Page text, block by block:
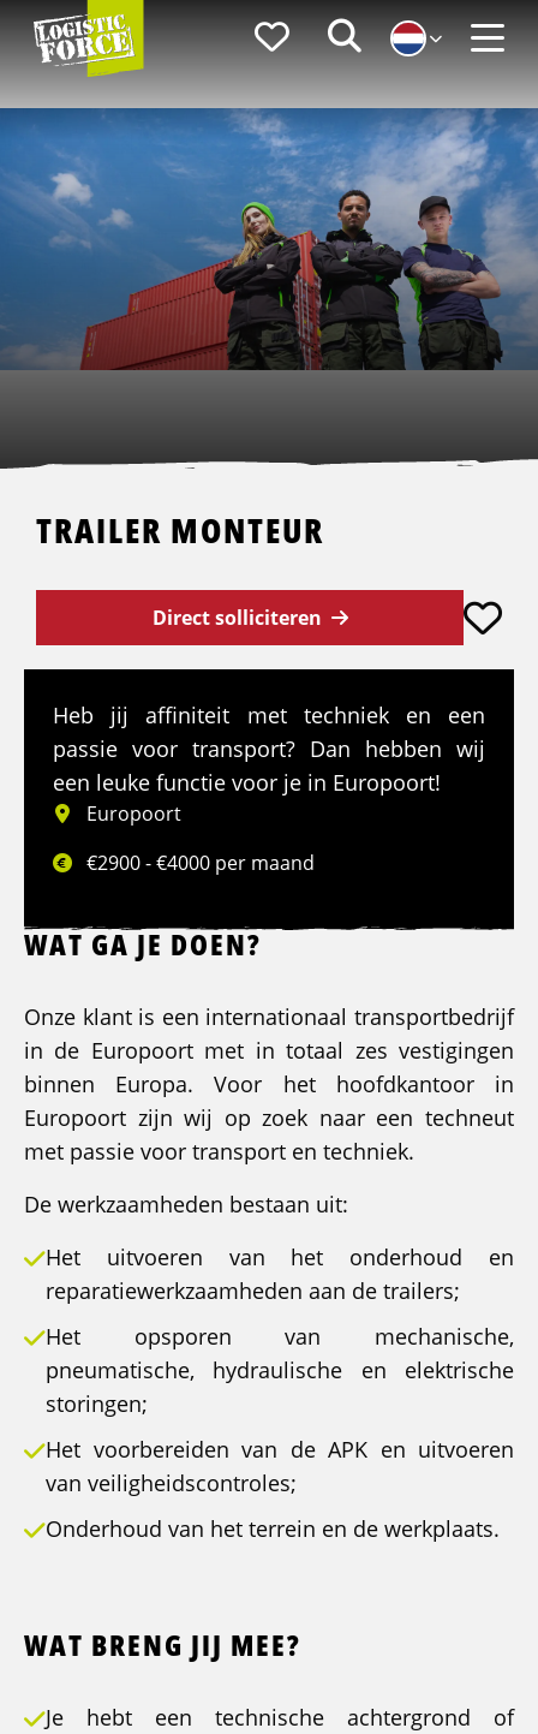
Logistic
Force
FavorietenZoeken
TRAILER MONTEUR
Direct solliciteren
Heb jij affiniteit met techniek en een
passie voor transport? Dan hebben wij
een leuke functie voor je in Europoort!
Europoort
€2900 - €4000 per maand
WAT GA JE DOEN?
Onze klant is een internationaal transportbedrijf
in de Europoort met in totaal zes vestigingen
binnen Europa. Voor het hoofdkantoor in
Europoort zijn wij op zoek naar een techneut
met passie voor transport en techniek.
De werkzaamheden bestaan uit:
Het uitvoeren van het onderhoud en
reparatiewerkzaamheden aan de trailers;
Het opsporen van mechanische,
pneumatische, hydraulische en elektrische
storingen;
Het voorbereiden van de APK en uitvoeren
van veiligheidscontroles;
Onderhoud van het terrein en de werkplaats.
WAT BRENG JIJ MEE?
Je hebt een technische achtergrond of